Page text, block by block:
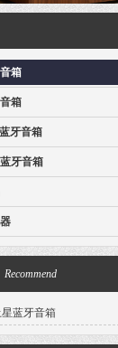
箱
箱
牙音箱
牙音箱
Recommend
蓝牙音箱